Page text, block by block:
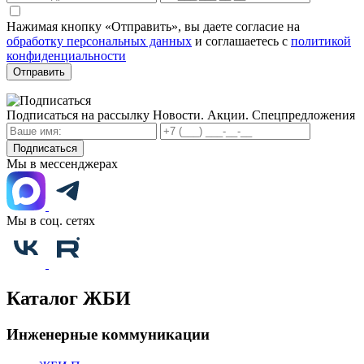
Нажимая кнопку «Отправить», вы даете согласие на
обработку персональных данных и соглашаетесь с политикой
конфиденциальности
Отправить
Подписаться на рассылку Новости. Акции. Спецпредложения
Подписаться
Мы в мессенджерах
Мы в соц. сетях
Каталог ЖБИ
Инженерные коммуникации